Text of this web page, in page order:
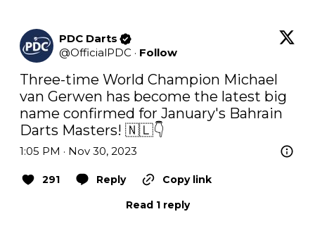
PDC Darts
@OfficialPDC · Follow
Three-time World Champion Michael
van Gerwen has become the latest big
name confirmed for January's Bahrain
Darts Masters! 🇳🇱👇
1:05 PM · Nov 30, 2023
291 Reply
Copy link
Read 1 reply